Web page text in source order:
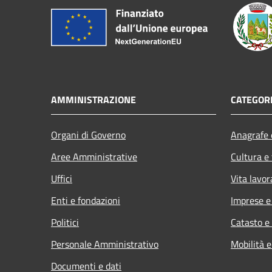
AMMINISTRAZIONE
Organi di Governo
Aree Amministrative
Uffici
Enti e fondazioni
Politici
Personale Amministrativo
Documenti e dati
Cultura
Vita
Imprese
Catasto
Mobilità